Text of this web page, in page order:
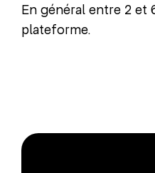
En général entre 2 et
plateforme.